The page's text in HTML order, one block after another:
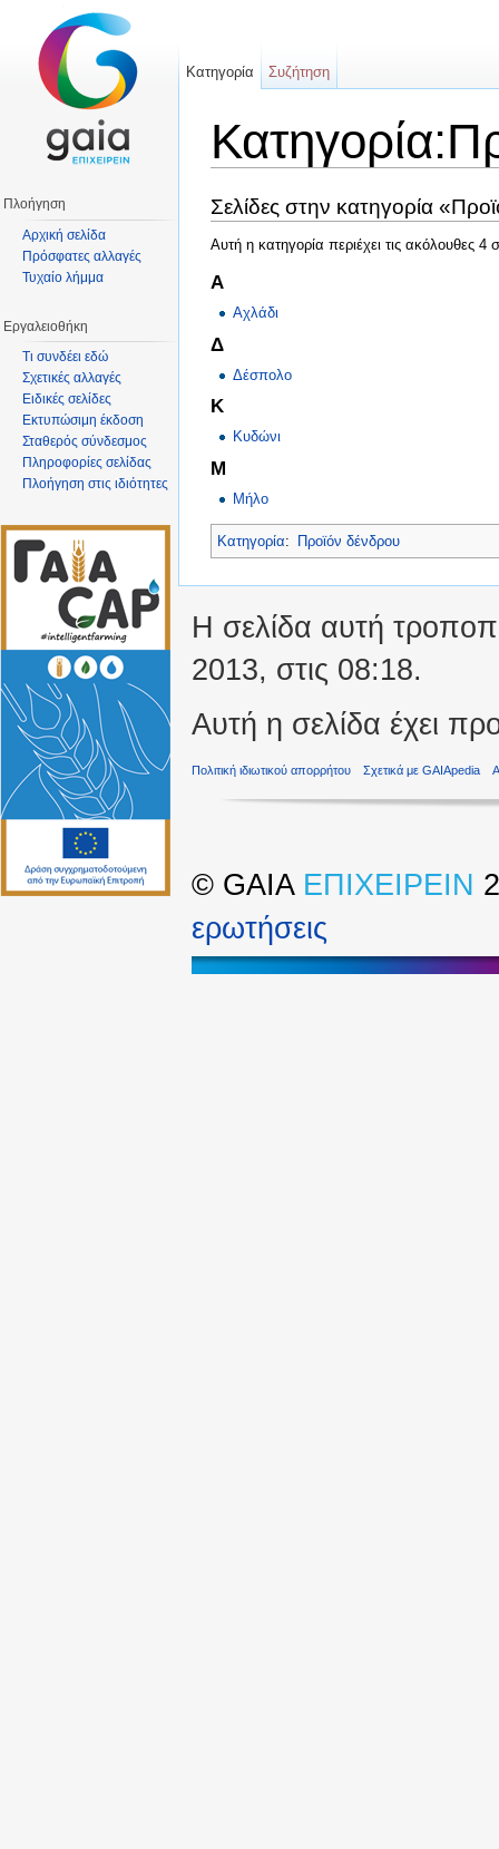
Σελίδες στην κατηγορία
Αυτή η κατηγορία περιέχει τις ακόλουθες
Α
Αχλάδι
Δ
Δέσπολο
Κ
Κυδώνι
Μ
Μήλο
Κατηγορία: Προϊόν δένδρου
Κατηγορία Συζήτηση
Πλοήγηση
Αρχική σελίδα
Πρόσφατες αλλαγές
Τυχαίο λήμμα
Εργαλειοθήκη
Τι συνδέει εδώ
Σχετικές αλλαγές
Ειδικές σελίδες
Εκτυπώσιμη έκδοση
Σταθερός σύνδεσμος
Πληροφορίες σελίδας
Πλοήγηση στις ιδιότητες
Η σελίδα αυτή
2013, στις 08:18.
Αυτή η σελίδα έχει
Πολιτική ιδιωτικού απορρήτου Σχετικά με GAIApedia
© GAIA ΕΠΙΧΕΙΡΕΙΝ
ερωτήσεις